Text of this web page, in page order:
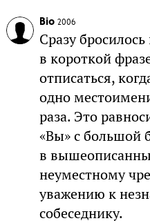
Bio 2006
Сразу бросилось
в короткой
отписаться,
одно
раза. Это
«Вы» с большой
в
неуместному
уважению к
собеседнику.